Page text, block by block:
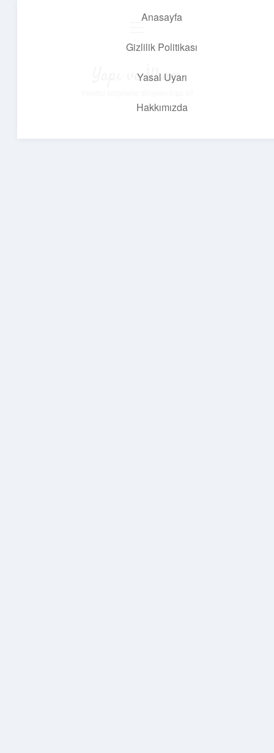
Anasayfa
Gizlilik Politikası
Yasal Uyarı
Hakkımızda
Yapı ve İlham